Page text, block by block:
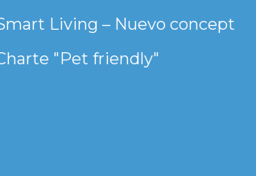
Living – Nuevo concept
"Pet friendly"